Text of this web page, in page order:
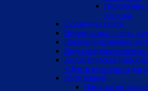
Положение
допуска
Бюджетная смета
Независимая оценка
Локально-правовые
Виды предоставляемых
Аналитическая
«Центр культуры и
Антитеррор
Памятка по